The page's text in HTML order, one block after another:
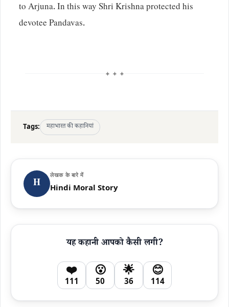
to Arjuna. In this way Shri Krishna protected his
devotee Pandavas.
✦ ✦ ✦
Tags: महाभारत की कहानियां
H
लेखक के बारे में
Hindi Moral Story
यह कहानी आपको कैसी लगी?
❤️
111
😮
50
🌟
36
😊
114